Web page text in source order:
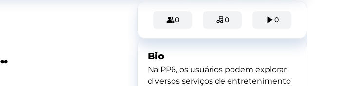
0 0 0
Bio
Na PP6, os usuários podem explorar
diversos serviços de entretenimento